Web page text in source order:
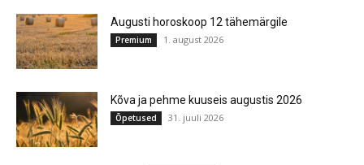
Augusti horoskoop 12 tähemärgile
Premium 1. august 2026
Kõva ja pehme kuuseis augustis 2026
Õpetused 31. juuli 2026